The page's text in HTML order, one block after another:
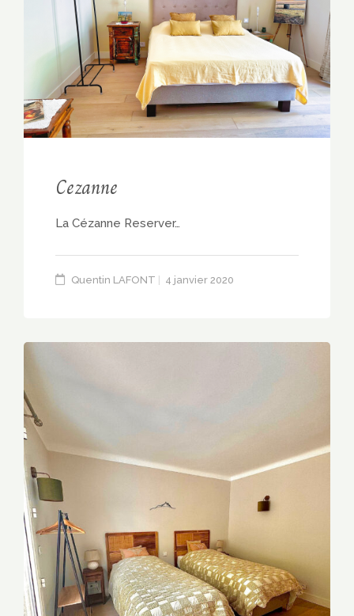
Cezanne
La Cézanne Reserver…
Quentin LAFONT 4 janvier 2020